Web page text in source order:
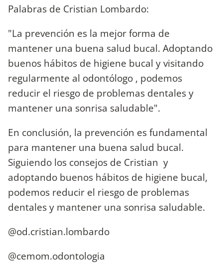
Palabras de Cristian Lombardo:
"La prevención es la mejor forma de
mantener una buena salud bucal. Adoptando
buenos hábitos de higiene bucal y visitando
regularmente al odontólogo , podemos
reducir el riesgo de problemas dentales y
mantener una sonrisa saludable".
En conclusión, la prevención es fundamental
para mantener una buena salud bucal.
Siguiendo los consejos de Cristian y
adoptando buenos hábitos de higiene bucal,
podemos reducir el riesgo de problemas
dentales y mantener una sonrisa saludable.
@od.cristian.lombardo
@cemom.odontologia